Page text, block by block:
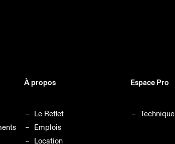
À propos
Le Reflet
Emplois
Location
Espace Pro
Technique